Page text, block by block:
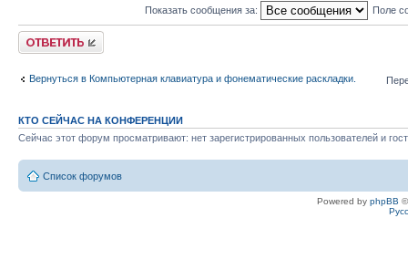
Показать сообщения за: Поле
Ответить
Вернуться в Компьютерная клавиатура и фонематические раскладки.
КТО СЕЙЧАС НА КОНФЕРЕНЦИИ
Сейчас этот форум просматривают: нет зарегистрированных пользователей и
Список форумов
Powered by phpBB